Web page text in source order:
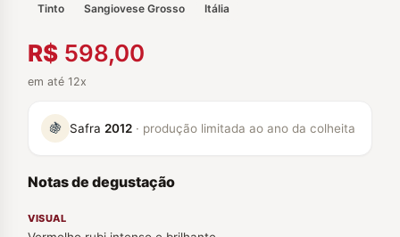
Tinto Sangiovese Grosso Itália
R$ 598,00
em até 12x
🍇 Safra 2012 · produção limitada ao ano da colheita
Notas de degustação
VISUAL